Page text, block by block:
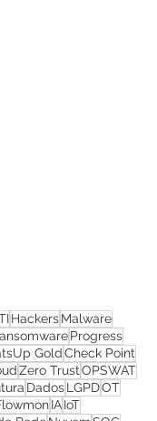
HackersMalware
Progress
Gold Check Point
Zero Trust